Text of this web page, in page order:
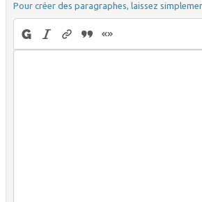
Pour créer des paragraphes, laissez